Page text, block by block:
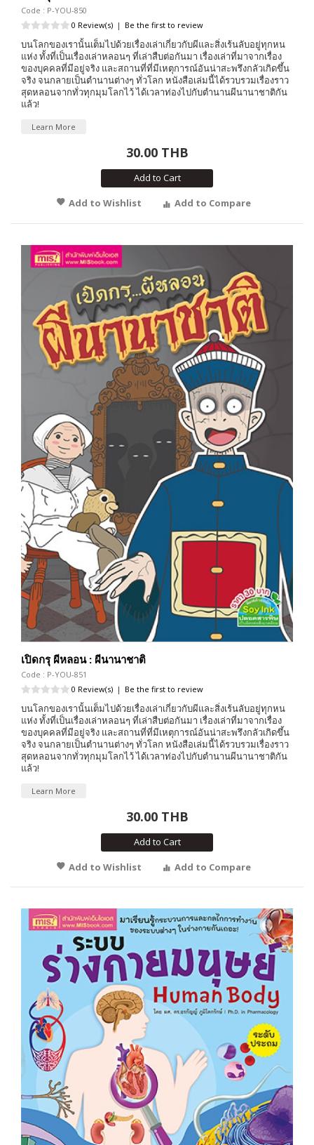
Code : P-YOU-850
0 Review(s) | Be the first to review
บนโลกของเรานั้นเต็มไปด้วยเรื่องเล่าเกี่ยวกับผีและสิ่งเร้นลับอยู่ทุกหน
แห่ง ทั้งที่เป็นเรื่องเล่าหลอนๆ ที่เล่าสืบต่อกันมา เรื่องเล่าที่มาจากเรื่อง
ของบุคคลที่มีอยู่จริง และสถานที่ที่มีเหตุการณ์อันน่าสะพรึงกลัวเกิดขึ้น
จริง จนกลายเป็นตำนานต่างๆ ทั่วโลก หนังสือเล่มนี้ได้รวบรวมเรื่องราว
สุดหลอนจากทั่วทุกมุมโลกไว้ ได้เวลาท่องไปกับตำนานผีนานาชาติกัน
แล้ว!
Learn More
30.00 THB
Add to Cart
Add to Wishlist
Add to Compare
เปิดกรุ ผีหลอน : ผีนานาชาติ
Code : P-YOU-851
0 Review(s) | Be the first to review
บนโลกของเรานั้นเต็มไปด้วยเรื่องเล่าเกี่ยวกับผีและสิ่งเร้นลับอยู่ทุกหน
แห่ง ทั้งที่เป็นเรื่องเล่าหลอนๆ ที่เล่าสืบต่อกันมา เรื่องเล่าที่มาจากเรื่อง
ของบุคคลที่มีอยู่จริง และสถานที่ที่มีเหตุการณ์อันน่าสะพรึงกลัวเกิดขึ้น
จริง จนกลายเป็นตำนานต่างๆ ทั่วโลก หนังสือเล่มนี้ได้รวบรวมเรื่องราว
สุดหลอนจากทั่วทุกมุมโลกไว้ ได้เวลาท่องไปกับตำนานผีนานาชาติกัน
แล้ว!
Learn More
30.00 THB
Add to Cart
Add to Wishlist
Add to Compare